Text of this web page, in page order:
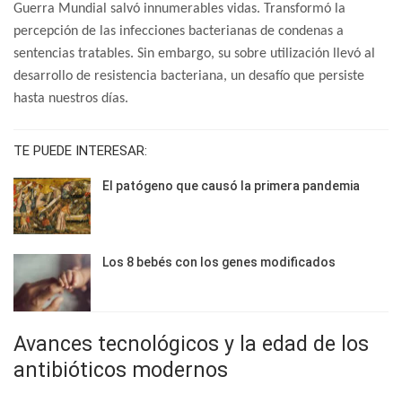
Guerra Mundial salvó innumerables vidas. Transformó la
percepción de las infecciones bacterianas de condenas a
sentencias tratables. Sin embargo, su sobre utilización llevó al
desarrollo de resistencia bacteriana, un desafío que persiste
hasta nuestros días.
TE PUEDE INTERESAR:
El patógeno que causó la primera pandemia
Los 8 bebés con los genes modificados
Avances tecnológicos y la edad de los
antibióticos modernos